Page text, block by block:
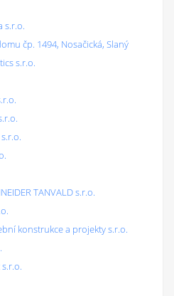
s.r.o.
čp. 1494, Nosačická, Slaný
s.r.o.
TANVALD s.r.o.
konstrukce a projekty s.r.o.